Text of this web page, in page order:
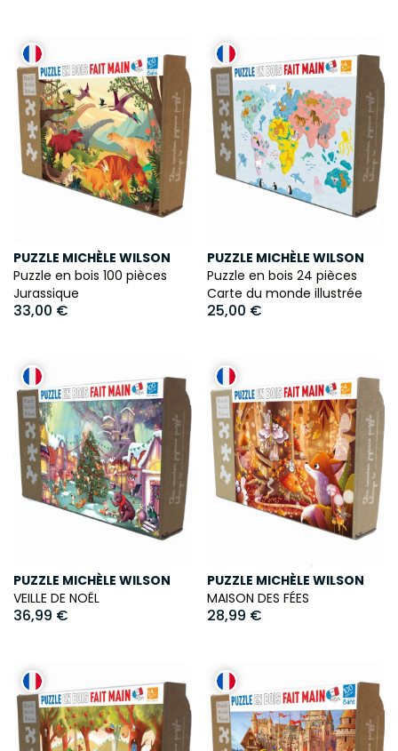
PUZZLE MICHÈLE WILSON
Puzzle en bois 100 pièces
Jurassique
33,00 €
PUZZLE MICHÈLE WILSON
Puzzle en bois 24 pièces
Carte du monde illustrée
25,00 €
PUZZLE MICHÈLE WILSON
VEILLE DE NOËL
36,99 €
PUZZLE MICHÈLE WILSON
MAISON DES FÉES
28,99 €